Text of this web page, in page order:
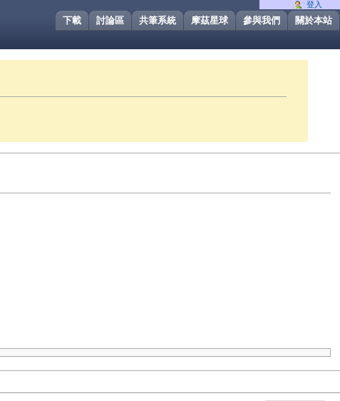
關於本站
參與我們
摩茲星球
共筆系統
討論區
下載
登入